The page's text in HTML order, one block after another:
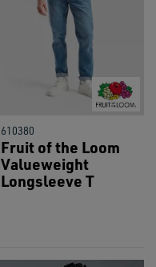
610380
Fruit of the Loom
Valueweight
Longsleeve T